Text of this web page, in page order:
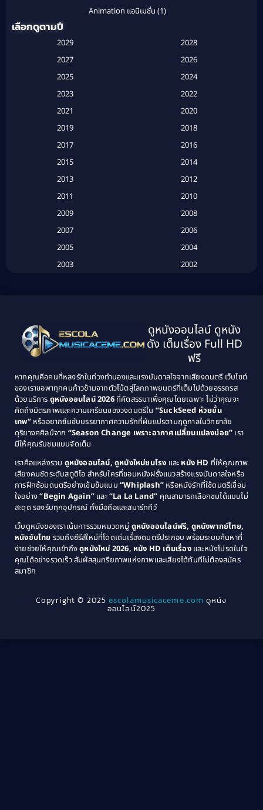
Animation แอนิเมชั่น (1)
Based on a True Story สร้างจากเรื่องจริง(2)
Based on a True Story เรื่องจริง (16)
Classic หนังคลาสสิก(25)
Classic หนังคลาสสิก(134)
Classic หนังคลาสสิก(21)
Comedy ตลก(515)
Comedy ตลก(46)
Coming of Age ก้าวพ้นวัย(1)
Coming-of-Age(3)
Community(1)
Crime อาชญากรรม(289)
Cult Film(4)
เลือกดูตามปี
2029
2028
2027
2026
2025
2024
2023
2022
2021
2020
2019
2018
2017
2016
2015
2014
2013
2012
2011
2010
2009
2008
2007
2006
2005
2004
2003
2002
1995
1994
1993
1992
1989
1988
1987
1986
1985
1984
1983
1982
1979
1978
1976
1975
1974
1971
1970
1969
1968
1964
1963
1940
ดูหนังออนไลน์ ดูหนัง
ดัง เต็มเรื่อง Full HD
ฟรี
หากคุณคือคนที่หลงรักในท่วงทำนองและแรงบันดาลใจจากเสียงดนตรี เว็บไซต์
ของเราขอพาทุกคนก้าวข้ามจากตัวโน้ตสู่โลกภาพยนตร์ที่เต็มไปด้วยอรรถรส
ด้วยบริการ ดูหนังออนไลน์ 2026ที่คัดสรรมาเพื่อคุณโดยเฉพาะ ไม่ว่าคุณจะ
คิดถึงมิตรภาพและความเกรียนของวงดนตรีใน “SuckSeed ห่วยขั้น
เทพ”หรืออยากซึมซับบรรยากาศความรักที่ผันแปรตามฤดูกาลในวิทยาลัย
ดุริยางคศิลป์จาก “Season Change เพราะอากาศเปลี่ยนแปลงบ่อย” เรา
มีให้คุณรับชมแบบจัดเต็ม
เราคือแหล่งรวม ดูหนังออนไลน์, ดูหนังใหม่ชนโรง และ หนัง HD ที่ให้คุณภาพ
เสียงคมชัดระดับสตูดิโอ สำหรับใครที่ชอบหนังฝรั่งแนวสร้างแรงบันดาลใจหรือ
การฝึกซ้อมดนตรีอย่างเข้มข้นแบบ “Whiplash” หรือหนังรักที่ใช้ดนตรีเชื่อม
ใจอย่าง“Begin Again” และ“La La Land” คุณสามารถเลือกชมได้แบบไม่
สะดุด รองรับทุกอุปกรณ์ ทั้งมือถือและสมาร์ททีวี
เว็บดูหนังของเราเน้นการรวมหมวดหมู่ ดูหนังออนไลน์ฟรี, ดูหนังพากย์ไทย,
หนังซับไทย รวมถึงซีรีส์ใหม่ที่โดดเด่นเรื่องดนตรีประกอบ พร้อมระบบค้นหาที่
ง่ายช่วยให้คุณเข้าถึงดูหนังใหม่ 2026, หนัง HD เต็มเรื่องและหนังโปรดในใจ
คุณได้อย่างรวดเร็ว สัมผัสสุนทรียภาพแห่งภาพและเสียงได้ทันทีไม่ต้องสมัคร
สมาชิก
Copyright © 2025escolamusicaceme.com ดูหนัง
ออนไลน์2025